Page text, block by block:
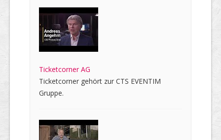
Ticketcorner AG
Ticketcorner gehört zur CTS EVENTIM
Gruppe.